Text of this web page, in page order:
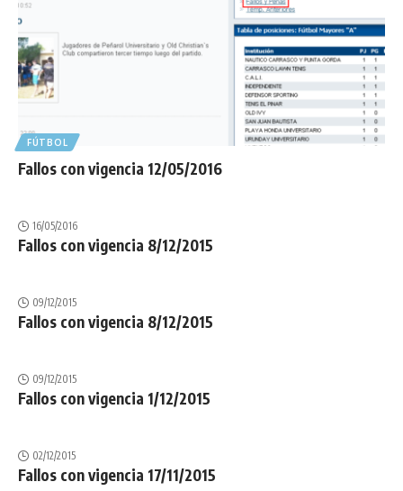
FÚTBOL
Fallos con vigencia 12/05/2016
16/05/2016
Fallos con vigencia 8/12/2015
09/12/2015
Fallos con vigencia 8/12/2015
09/12/2015
Fallos con vigencia 1/12/2015
02/12/2015
Fallos con vigencia 17/11/2015